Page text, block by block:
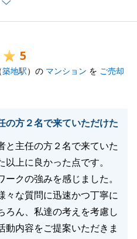
ます。
シミュレーションについて
料の税務相談会」を実施
し日程が合わない場合で
ば税理士に確認をいたし
ださい。
でもお気軽にお声がけくだ
いものとなりますよう、
5
築地駅）の マンション を ご売却
の方２名で来ていただけた
と主任の方２名で来ていた
上に良かった点です。
クの強みを感じました。
々な質問に迅速かつ丁寧に
ろん、私達の考えを考慮し
動内容をご提案いただきま